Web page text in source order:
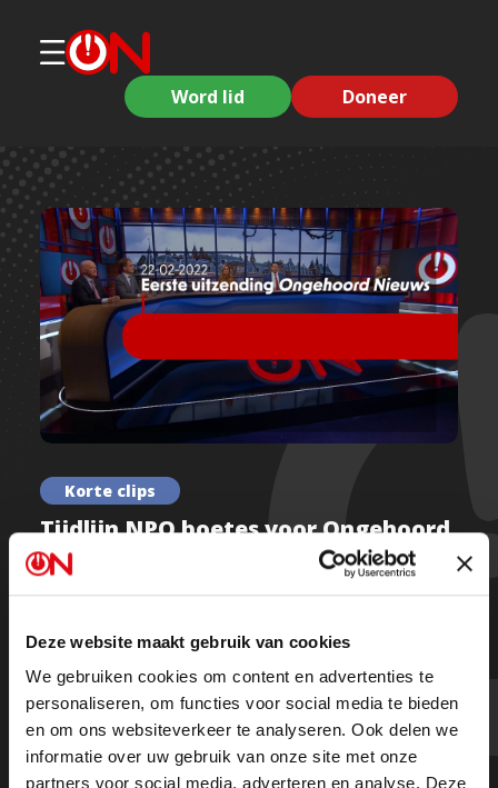
Deze website maakt gebruik van cookies
We gebruiken cookies om content en advertenties te
personaliseren, om functies voor social media te bieden
en om ons websiteverkeer te analyseren. Ook delen we
informatie over uw gebruik van onze site met onze
partners voor social media, adverteren en analyse. Deze
Word lid Doneer
Korte clips
Tijdlijn NPO boetes voor Ongehoord
Nederland
Kijk de hele uitzending